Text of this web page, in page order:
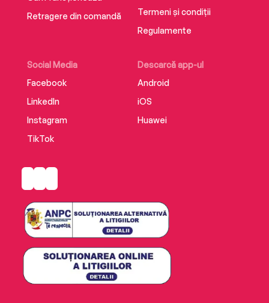
Retragere din comandă
Social Media
Facebook
LinkedIn
Instagram
TikTok
Descarcă app-ul
Android
iOS
Huawei
Termeni și condiții
Regulamente